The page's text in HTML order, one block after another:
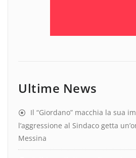
Ultime News
Il “Giordano” macchia la sua
l’aggressione al Sindaco getta
Messina